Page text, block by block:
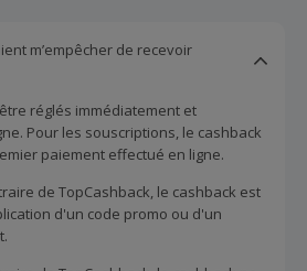
m’empêcher de recevoir
réglés immédiatement et
Pour les souscriptions, le cashback
paiement effectué en ligne.
de TopCashback, le cashback est
d'un code promo ou d'un